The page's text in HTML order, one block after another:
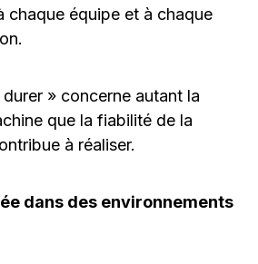
chaque équipe et à chaque
» concerne autant la
que la fiabilité de la
à réaliser.
dans des environnements